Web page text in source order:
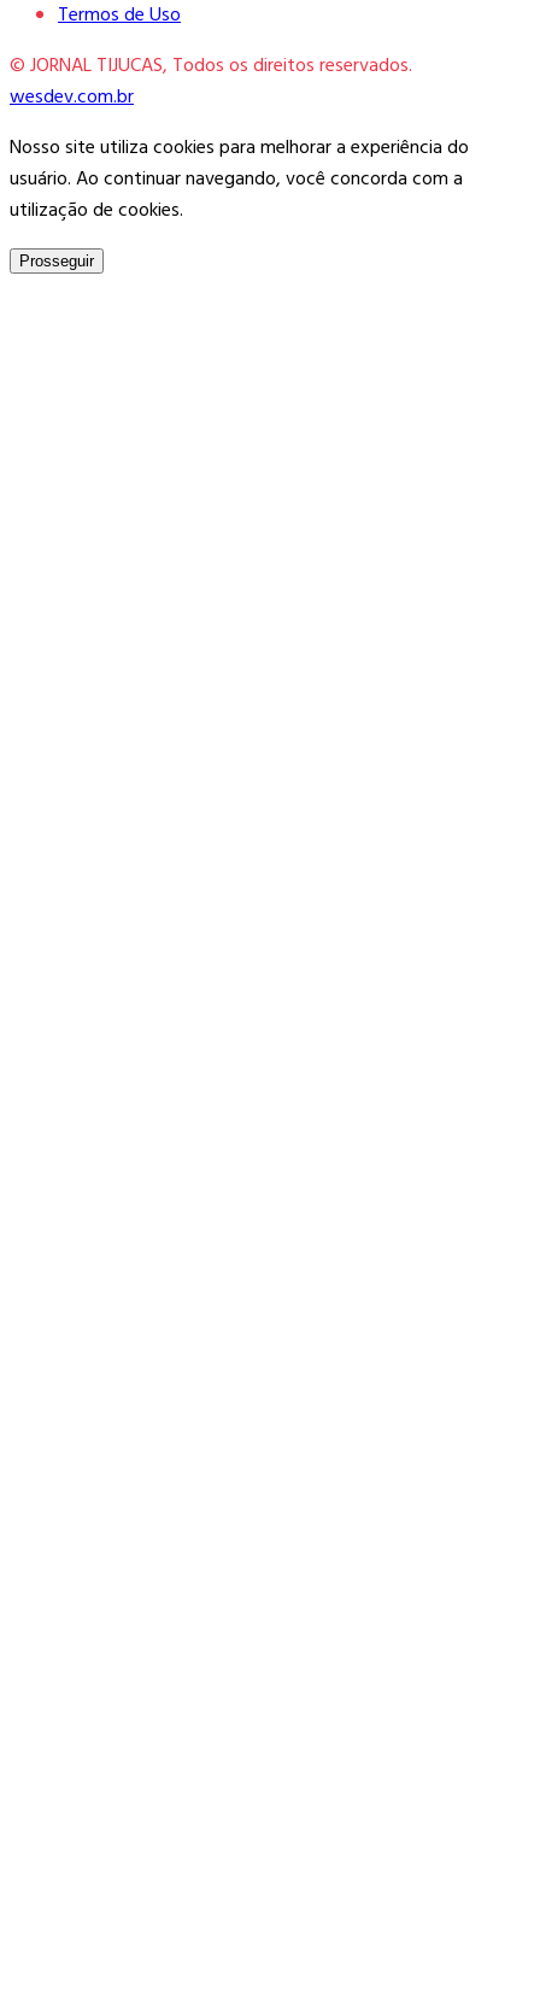
Termos de Uso
© JORNAL TIJUCAS, Todos os direitos reservados.
wesdev.com.br
Nosso site utiliza cookies para melhorar a experiência do
usuário. Ao continuar navegando, você concorda com a
utilização de cookies.
Prosseguir